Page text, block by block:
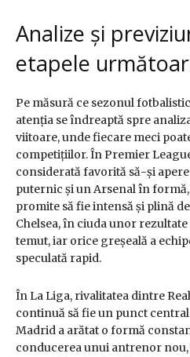
Analize și
etapele
Pe măsură ce sezonul
atenția se îndreaptă spre
viitoare, unde fiecare meci
competițiilor. În Premier
considerată favorită să-și
puternic și un Arsenal în
promite să fie intensă și plină
Chelsea, în ciuda unor
temut, iar orice greșeală a
speculată rapid.
În La Liga, rivalitatea dintre
continuă să fie un punct central
Madrid a arătat o formă
conducerea unui antrenor